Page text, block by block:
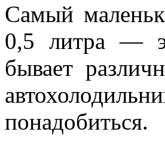
Самый
0,5 литра —
бывает
понадобиться.